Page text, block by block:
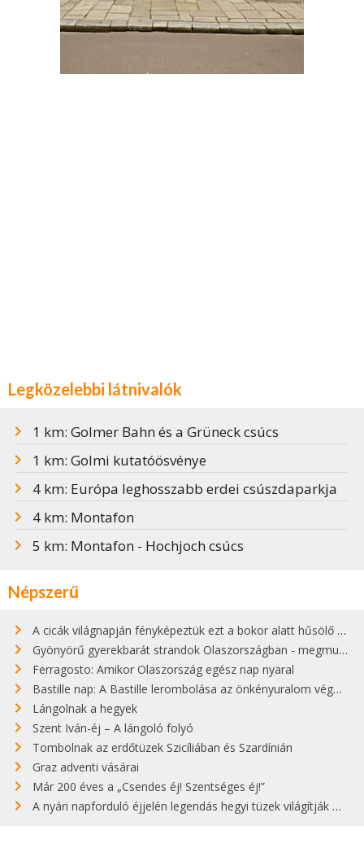
Legközelebbi látnivalók
1 km: Golmer Bahn és a Grüneck csúcs
1 km: Golmi kutatóösvénye
4 km: Európa leghosszabb erdei csúszdaparkja
4 km: Montafon
5 km: Montafon - Hochjoch csúcs
Népszerű
A cicák világnapján fényképeztük ezt a bokor alatt hűsölő cicát Kisorosziban
Gyönyörű gyerekbarát strandok Olaszországban - megmutatjuk a 15 legjobbat
Ferragosto: Amikor Olaszország egész nap nyaral
Bastille nap: A Bastille lerombolása az önkényuralom végét jelentette
Lángolnak a hegyek
Szent Iván-éj – A lángoló folyó
Tombolnak az erdőtüzek Szicíliában és Szardínián
Graz adventi vásárai
Már 200 éves a „Csendes éj! Szentséges éj!”
A nyári napforduló éjjelén legendás hegyi tüzek világítják meg Zugspitzét